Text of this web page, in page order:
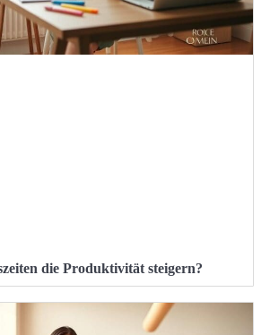
die Produktivität steigern?